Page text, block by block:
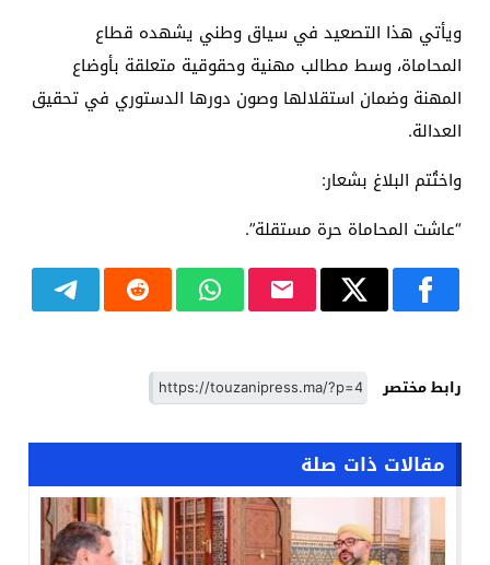
ويأتي هذا التصعيد في سياق وطني يشهده قطاع
المحاماة، وسط مطالب مهنية وحقوقية متعلقة بأوضاع
المهنة وضمان استقلالها وصون دورها الدستوري في تحقيق
العدالة.
واختُتم البلاغ بشعار:
“عاشت المحاماة حرة مستقلة”.
رابط مختصر
مقالات ذات صلة